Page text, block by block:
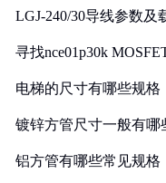
LGJ-240/30导线参数及
寻找nce01p30k
电梯的尺寸有哪些规格
镀锌方管尺寸一般有哪
铝方管有哪些常见规格